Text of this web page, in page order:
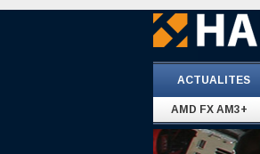
ACTUALITES
AMD FX AM3+